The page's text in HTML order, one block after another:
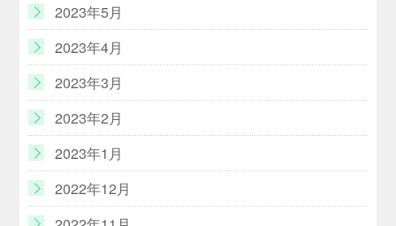
2023年5月
2023年4月
2023年3月
2023年2月
2023年1月
2022年12月